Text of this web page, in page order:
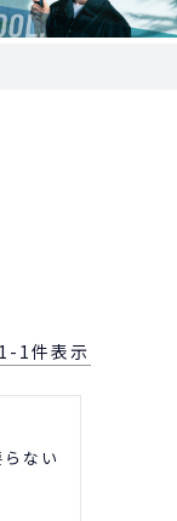
1 - 1件表示
ない